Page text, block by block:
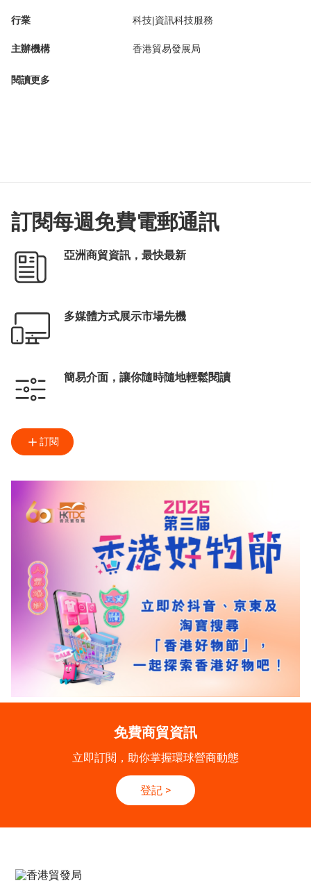
行業 科技|資訊科技服務
主辦機構 香港貿易發展局
閱讀更多
訂閱每週免費電郵通訊
亞洲商貿資訊，最快最新
多媒體方式展示市場先機
簡易介面，讓你隨時隨地輕鬆閱讀
訂閱
免費商貿資訊
立即訂閱，助你掌握環球營商動態
登記 >